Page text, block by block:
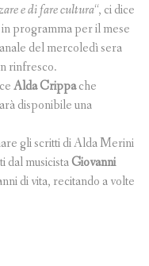
e di fare cultura“, ci dice
programma per il mese
del mercoledì sera
rinfresco.
Alda Crippache
disponibile una
gli scritti di Alda Merini
dal musicistaGiovanni
di vita, recitando a volte